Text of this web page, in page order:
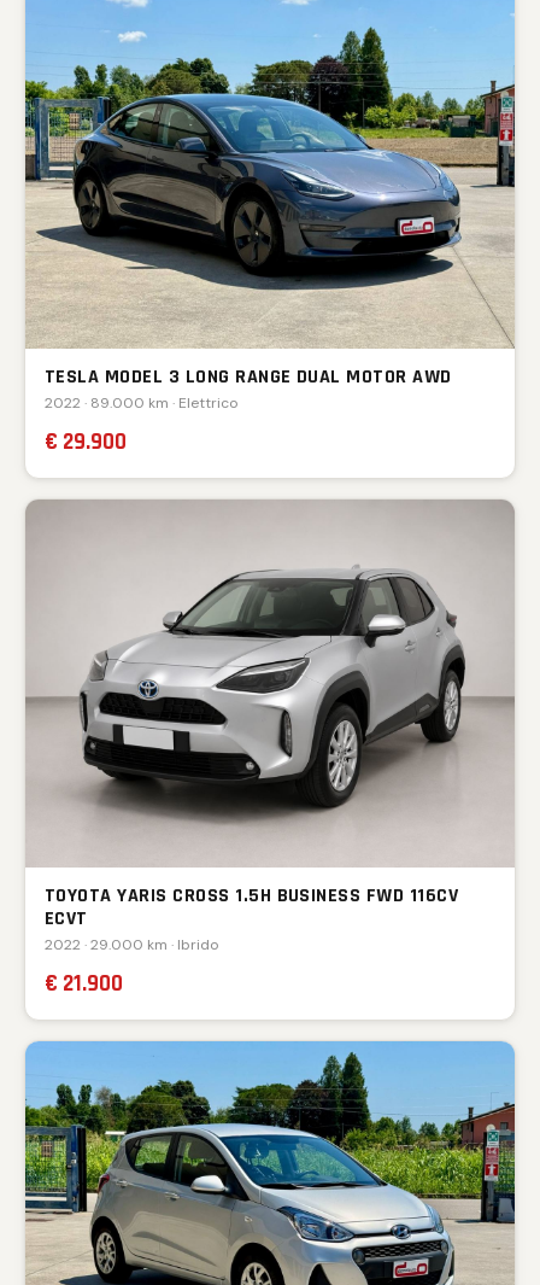
TESLA MODEL 3 LONG RANGE DUAL MOTOR AWD
2022 · 89.000 km · Elettrico
€ 29.900
TOYOTA YARIS CROSS 1.5H BUSINESS FWD 116CV
ECVT
2022 · 29.000 km · Ibrido
€ 21.900